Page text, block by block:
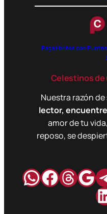
Paga libritos con
Celestinos de
Nuestra razón
lector,
amor de tu
reposo, se
Hilos